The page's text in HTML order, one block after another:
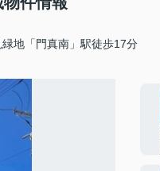
地「門真南」駅徒歩17分